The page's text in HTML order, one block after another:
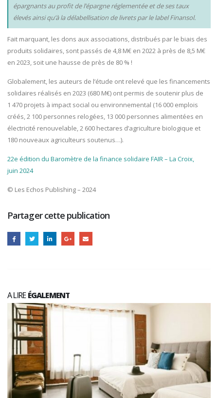
épargnants au profit de l’épargne réglementée et de ses taux
élevés ainsi qu’à la délabellisation de livrets par le label Finansol.
Fait marquant, les dons aux associations, distribués par le biais des
produits solidaires, sont passés de 4,8 M€ en 2022 à près de 8,5 M€
en 2023, soit une hausse de près de 80 % !
Globalement, les auteurs de l’étude ont relevé que les financements
solidaires réalisés en 2023 (680 M€) ont permis de soutenir plus de
1 470 projets à impact social ou environnemental (16 000 emplois
créés, 2 100 personnes relogées, 13 000 personnes alimentées en
électricité renouvelable, 2 600 hectares d’agriculture biologique et
180 nouveaux agriculteurs soutenus…).
22e édition du Baromètre de la finance solidaire FAIR – La Croix,
juin 2024
© Les Echos Publishing – 2024
Partager cette publication
A LIREÉGALEMENT